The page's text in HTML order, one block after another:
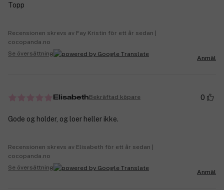
Topp
Recensionen skrevs av Fay Kristin för ett år sedan |
cocopanda.no
Se översättning
Anmäl
ElisabethBekräftad köpare 0
Gode og holder, og loer heller ikke.
Recensionen skrevs av Elisabeth för ett år sedan |
cocopanda.no
Se översättning
Anmäl